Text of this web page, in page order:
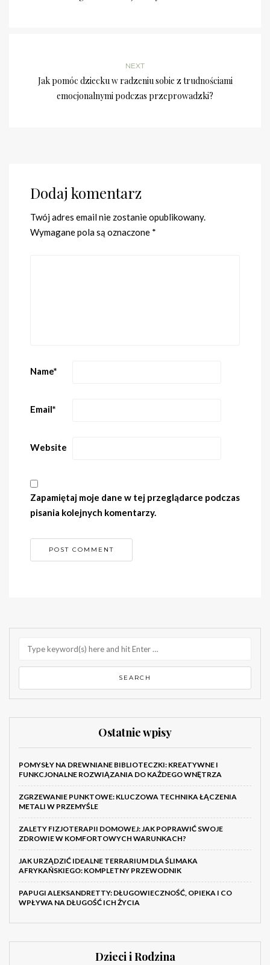
NEXT
Jak pomóc dziecku w radzeniu sobie z trudnościami
emocjonalnymi podczas przeprowadzki?
Dodaj komentarz
Twój adres email nie zostanie opublikowany.
Wymagane pola są oznaczone *
Name*
Email*
Website
Zapamiętaj moje dane w tej przeglądarce podczas
pisania kolejnych komentarzy.
Ostatnie wpisy
POMYSŁY NA DREWNIANE BIBLIOTECZKI: KREATYWNE I
FUNKCJONALNE ROZWIĄZANIA DO KAŻDEGO WNĘTRZA
ZGRZEWANIE PUNKTOWE: KLUCZOWA TECHNIKA ŁĄCZENIA
METALI W PRZEMYŚLE
ZALETY FIZJOTERAPII DOMOWEJ: JAK POPRAWIĆ SWOJE
ZDROWIE W KOMFORTOWYCH WARUNKACH?
JAK URZĄDZIĆ IDEALNE TERRARIUM DLA ŚLIMAKA
AFRYKAŃSKIEGO: KOMPLETNY PRZEWODNIK
PAPUGI ALEKSANDRETTY: DŁUGOWIECZNOŚĆ, OPIEKA I CO
WPŁYWA NA DŁUGOŚĆ ICH ŻYCIA
Dzieci i Rodzina